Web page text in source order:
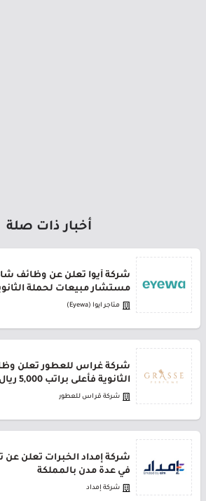
أخبار ذات صلة
شركة أيوا تعلن عن وظائف
مستشار مبيعات لحملة
متاجر ايوا (Eyewa)
شركة غراس للعطور تعلن
الثانوية فأعلى براتب 5,000 ريال
شركة قراس للعطور
شركة إمداد الخبرات تعلن
في عدة مدن بالمملكة
شركة إمداد